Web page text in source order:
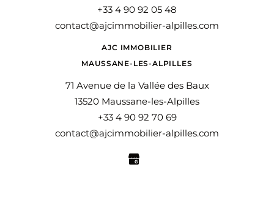
+33 4 90 92 05 48
contact@ajcimmobilier-alpilles.com
AJC IMMOBILIER
MAUSSANE-LES-ALPILLES
71 Avenue de la Vallée des Baux
13520 Maussane-les-Alpilles
+33 4 90 92 70 69
contact@ajcimmobilier-alpilles.com